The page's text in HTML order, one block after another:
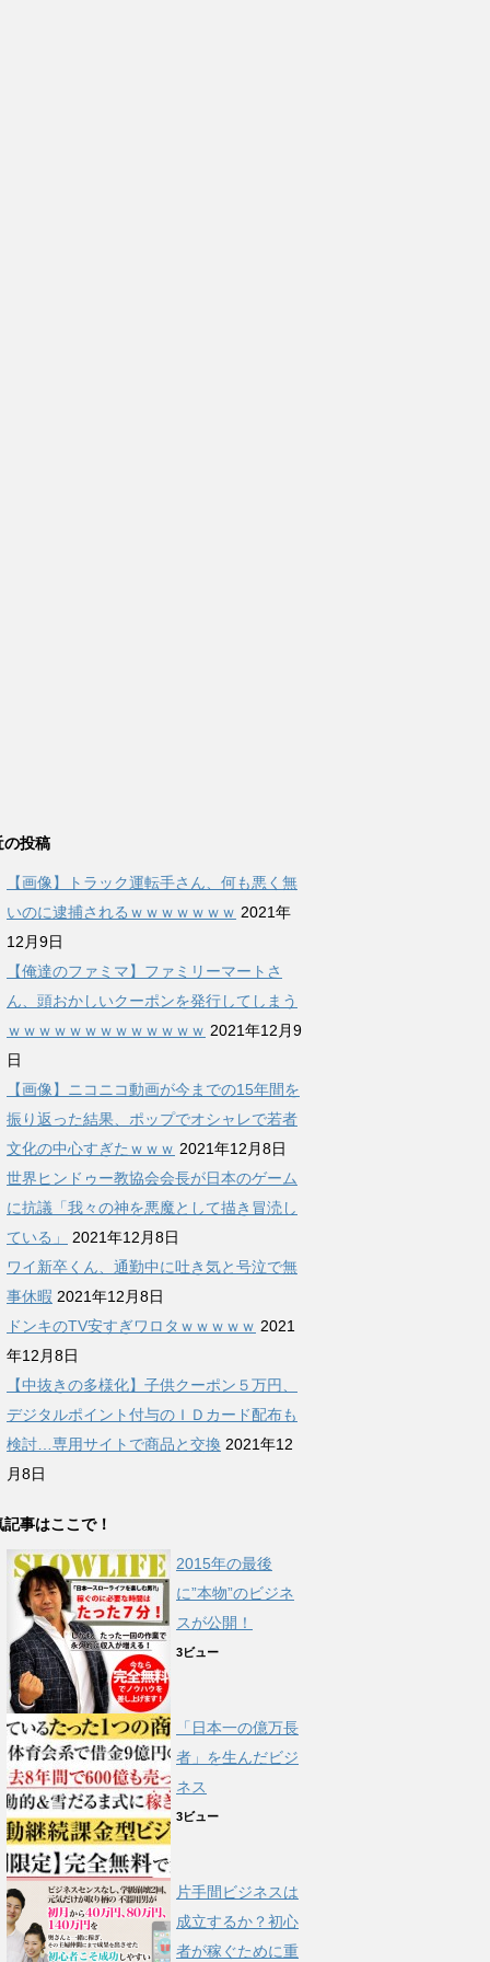
の投稿
【画像】トラック運転手さん、何も悪く無
いのに逮捕されるｗｗｗｗｗｗｗ 2021年
12月9日
【俺達のファミマ】ファミリーマートさ
ん、頭おかしいクーポンを発行してしまう
ｗｗｗｗｗｗｗｗｗｗｗｗｗ 2021年12月9
日
【画像】ニコニコ動画が今までの15年間を
振り返った結果、ポップでオシャレで若者
文化の中心すぎたｗｗｗ 2021年12月8日
世界ヒンドゥー教協会会長が日本のゲーム
に抗議「我々の神を悪魔として描き冒涜し
ている」
2021年12月8日
ワイ新卒くん、通勤中に吐き気と号泣で無
事休暇 2021年12月8日
ドンキのTV安すぎワロタｗｗｗｗｗ 2021
年12月8日
【中抜きの多様化】子供クーポン５万円、
デジタルポイント付与のＩＤカード配布も
検討…専用サイトで商品と交換 2021年12
月8日
記事はここで！
2015年の最後
に”本物”のビジネ
スが公開！
3ビュー
「日本一の億万長
者」を生んだビジ
ネス
3ビュー
片手間ビジネスは
成立するか？初心
者が稼ぐために重